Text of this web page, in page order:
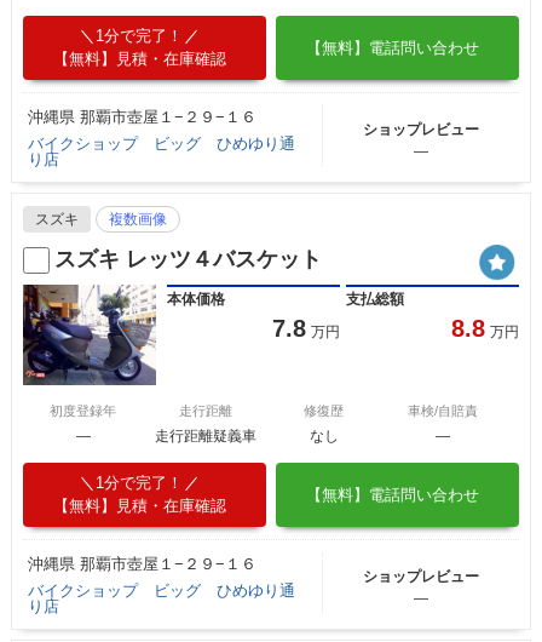
1分で完了！
【無料】見積・在庫確認
【無料】電話問い合わせ
沖縄県 那覇市壺屋１−２９−１６
バイクショップ ビッグ ひめゆり通
り店
ショップレビュー
―
スズキ 複数画像
スズキ レッツ４バスケット
本体価格
7.8 万円
支払総額
8.8 万円
初度登録年
―
走行距離
走行距離疑義車
修復歴
なし
車検/自賠責
―
1分で完了！
【無料】見積・在庫確認
【無料】電話問い合わせ
沖縄県 那覇市壺屋１−２９−１６
バイクショップ ビッグ ひめゆり通
り店
ショップレビュー
―